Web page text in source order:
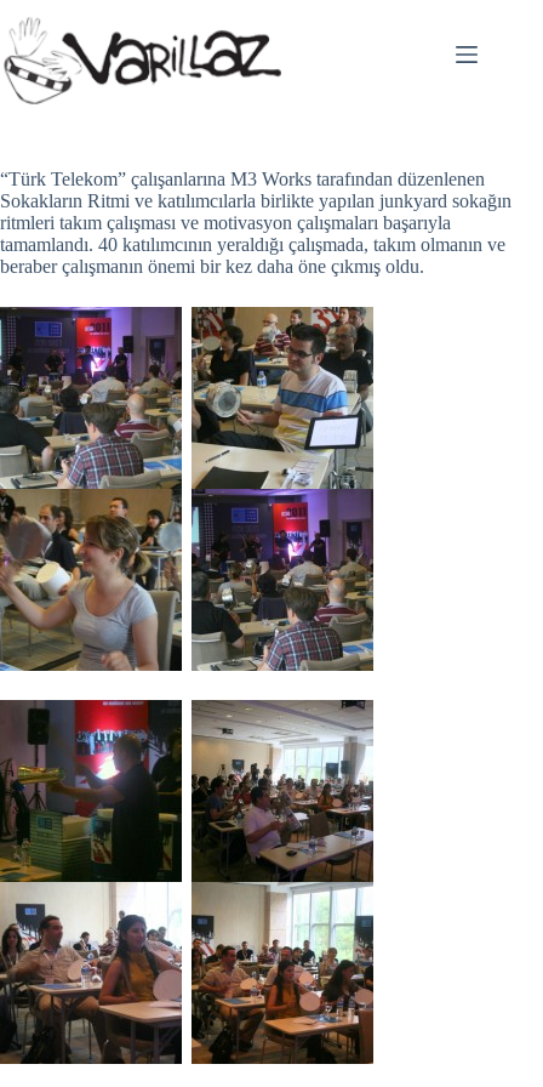
to
content
“Türk Telekom” çalışanlarına M3 Works tarafından düzenlenen
Sokakların Ritmi ve katılımcılarla birlikte yapılan junkyard sokağın
ritmleri takım çalışması ve motivasyon çalışmaları başarıyla
tamamlandı. 40 katılımcının yeraldığı çalışmada, takım olmanın ve
beraber çalışmanın önemi bir kez daha öne çıkmış oldu.